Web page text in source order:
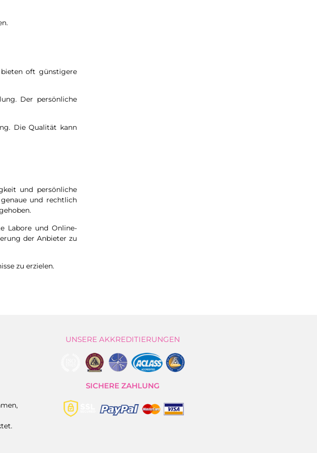
oft günstigere
Der persönliche
Die Qualität kann
und persönliche
und rechtlich
Labore und Online-
der Anbieter zu
zu erzielen.
UNSERE AKKREDITIERUNGEN
SICHERE ZAHLUNG